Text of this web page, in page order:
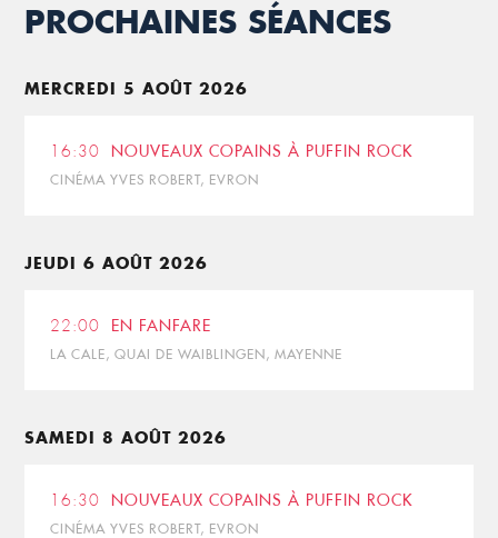
PROCHAINES SÉANCES
MERCREDI 5 AOÛT 2026
16:30 NOUVEAUX COPAINS À PUFFIN ROCK
CINÉMA YVES ROBERT, EVRON
JEUDI 6 AOÛT 2026
22:00 EN FANFARE
LA CALE, QUAI DE WAIBLINGEN, MAYENNE
SAMEDI 8 AOÛT 2026
16:30 NOUVEAUX COPAINS À PUFFIN ROCK
CINÉMA YVES ROBERT, EVRON